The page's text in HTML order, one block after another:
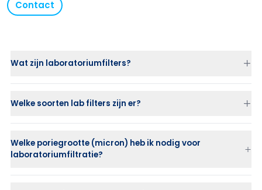
Contact
Wat zijn laboratoriumfilters?
Welke soorten lab filters zijn er?
membraanfilters (membrane discs)
syringe filters
Welke poriegrootte (micron) heb ik nodig voor
laboratoriumfiltratie?